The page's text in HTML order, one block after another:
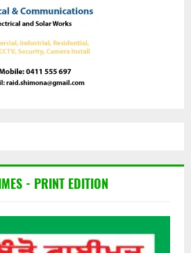
- PRINT EDITION